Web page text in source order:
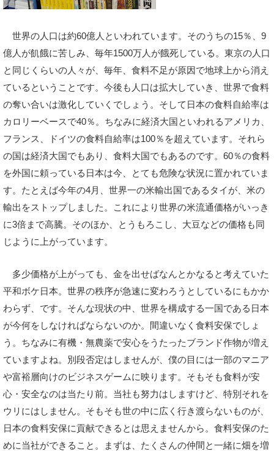
世界の人口は約60億人といわれています。そのうちの15％、9
億人が飢餓に苦しみ、毎年1500万人が餓死している。東京の人口
と同じくらいの人々が、毎年、食料不足が原因で地球上から消え
ているということです。今後も人口は拡大していき、世界で食料
の奪い合いは激化していくでしょう。そして日本の食料自給率は
カロリーベースで40％。ちなみに経済大国といわれるアメリカ、
フランス、ドイツの食料自給率は100％を超えています。それら
の国は経済大国でもあり、食料大国でもあるのです。60％の食料
を外国に頼っている日本は今、とても危険な状況に置かれていま
す。たとえば今年の4月、世界一の米輸出国であるタイが、米の
輸出をストップしました。これにより世界の米流通価格がいっき
に3倍まで高騰。そのほか、とうもろこし、大豆などの価格も同
じように上がっています。
多少価格が上がっても、金を出せばなんとかなると考えていた
平和ボケ日本。世界の秩序が急速に変わろうとしているにもかか
わらず、です。そんな現状の中、世界を構成する一国である日本
が今何をしなければならないのか。間違いなく食料安保でしょ
う。ちなみに有機・無農薬で安心をうたったブランド作物が増え
ていますよね。別段否定はしませんが、僕の目には一部のマニア
や富裕層向けのビジネスゲームに映ります。そもそも食料が安
心・安全なのは当たり前。当社も努力はしますけど、特別それを
ウリにはしません。そもそも世の中に広く行き渡らないものが、
日本の食料安保に貢献できるとは思えませんから。食料安保のた
めに当社ができること。まずは、たくさんの仲間と一緒に畑を増